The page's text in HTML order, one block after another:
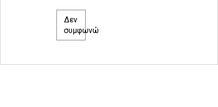
© 2021 glowpharmacy.gr
Δεν
συμφωνώ